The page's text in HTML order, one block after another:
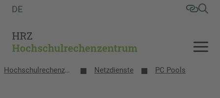
DE
Hochschulrechenzentrum Netzdienste PC Pools